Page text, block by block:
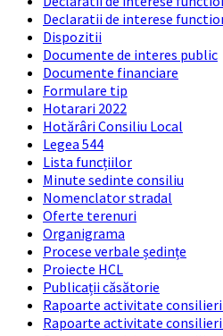
Declaratii de interese
Dispozitii
Documente de interes public
Documente financiare
Formulare tip
Hotarari 2022
Hotărâri Consiliu Local
Legea 544
Lista funcțiilor
Minute sedinte consiliu
Nomenclator stradal
Oferte terenuri
Organigrama
Procese verbale ședințe
Proiecte HCL
Publicații căsătorie
Rapoarte activitate consilieri
Rapoarte activitate